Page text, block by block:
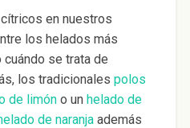
en nuestros
los helados más
se trata de
los tradicionales polos
de limóno un helado de
de naranjaademás